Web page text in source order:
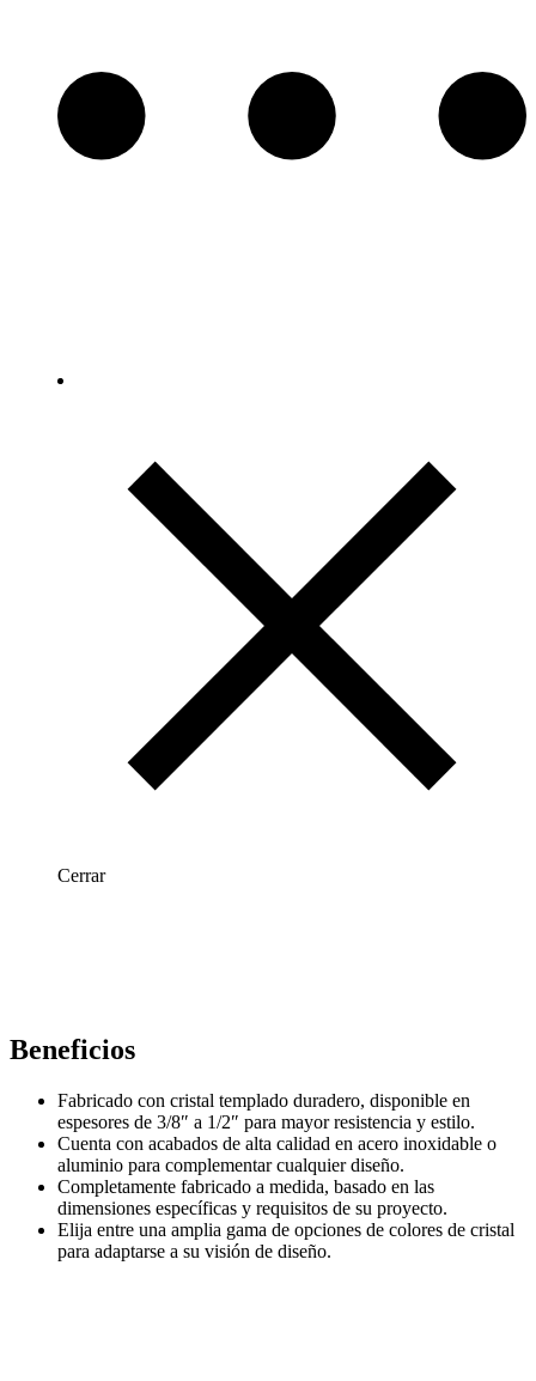
Cerrar
Beneficios
Fabricado con cristal templado duradero, disponible en
espesores de 3/8″ a 1/2″ para mayor resistencia y estilo.
Cuenta con acabados de alta calidad en acero inoxidable o
aluminio para complementar cualquier diseño.
Completamente fabricado a medida, basado en las
dimensiones específicas y requisitos de su proyecto.
Elija entre una amplia gama de opciones de colores de cristal
para adaptarse a su visión de diseño.